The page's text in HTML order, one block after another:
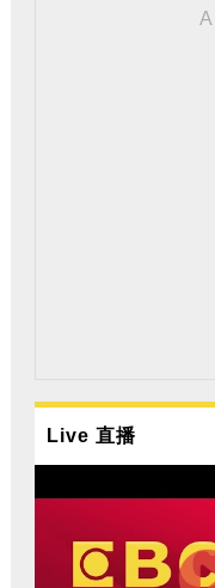
Live 直播